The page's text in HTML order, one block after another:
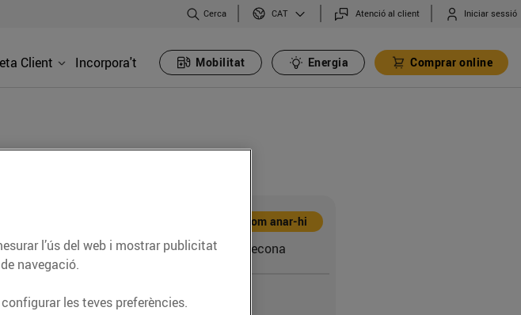
Cerca CAT Atenció al client Iniciar sessió
Client Incorpora't Mobilitat Energia Comprar online
i
Com anar-hi
C. Major, 212 (43550) Ulldecona
Telèfon
l’ús del web i mostrar publicitat
navegació.
les teves preferències.